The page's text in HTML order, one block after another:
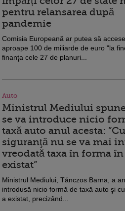
pentru relansarea după
pandemie
Comisia Europeană ar putea să
aproape 100 de miliarde de euro "la
finanţa cele 27 de planuri...
Auto
Ministrul Mediului
se va introduce nicio
taxă auto anul acesta: ”Cu
siguranţă nu se va mai
vreodată taxa în forma în
existat”
Ministrul Mediului, Tánczos Barna, a
introdusă nicio formă de taxă auto şi
a existat, precizând...